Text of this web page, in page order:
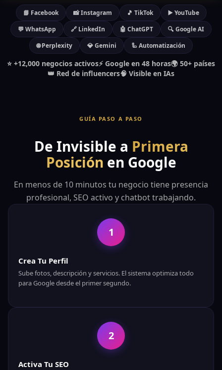
📘 Facebook 📸 Instagram 🎵 TikTok
▶️ YouTube
💬 WhatsApp
🔗 LinkedIn 🤖 ChatGPT
🔍 Google AI
🌐 Perplexity
💎 Gemini 🦾 Automatización
⭐ +12,000 negocios activos⚡ Google en 48 horas🌍 50+ países
👑 Red de influencers🧠 Visible en IAs
GUÍA PASO A PASO
De Invisible a Primera
Posición en Google
En menos de 10 minutos tu negocio tiene presencia
profesional, SEO activo y chatbot trabajando.
1
Crea Tu Perfil
Sube fotos, descripción y servicios. El sistema optimiza todo
para Google desde el primer segundo.
2
Activa Tu SEO